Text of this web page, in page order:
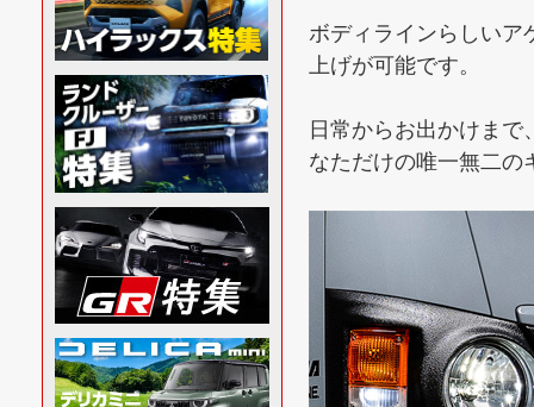
ボディラインらしいア
上げが可能です。
日常からお出かけま
なただけの唯一無二の